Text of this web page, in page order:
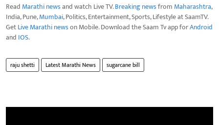
Read Marathi newsand watch Live TV.Breaking newsfrom Maharashtra,
India, Pune,Mumbai, Politics, Entertainment, Sports, Lifestyle at SaamTV.
GetLive Marathi newson Mobile. Download the Saam Tv app forAndroid
and IOS.
raju shetti Latest Marathi News sugarcane bill